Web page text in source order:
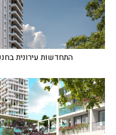
התחדשות עירונית